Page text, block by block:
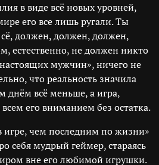
в виде всё новых уровней,
его все лишь ругали. Ты
должен, должен, должен,
естественно, не должен никто
мужчин», ничего не
что реальность значила
днём всё меньше, а игра,
его вниманием без остатка.
чем последним по жизни»
себя мудрый геймер, стараясь
вне его любимой игрушки.